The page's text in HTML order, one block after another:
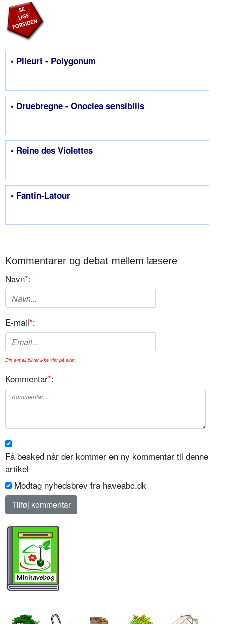
• Pileurt - Polygonum
• Druebregne - Onoclea sensibilis
• Reine des Violettes
• Fantin-Latour
Kommentarer og debat mellem læsere
Navn*:
E-mail*:
Din e-mail bliver ikke vist på sitet.
Kommentar*:
Få besked når der kommer en ny kommentar til denne
artikel
Modtag nyhedsbrev fra haveabc.dk